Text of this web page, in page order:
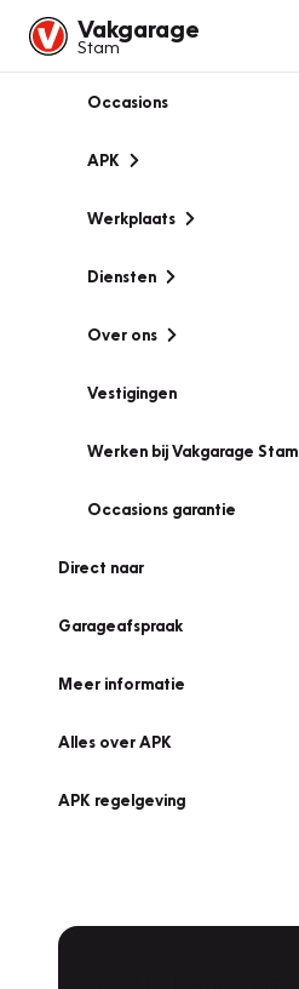
Vakgarage
Stam
Occasions
APK
Werkplaats
Diensten
Over ons
Vestigingen
Werken bij Vakgarage Stam
Occasions garantie
Direct naar
Garageafspraak
Meer informatie
Alles over APK
APK regelgeving